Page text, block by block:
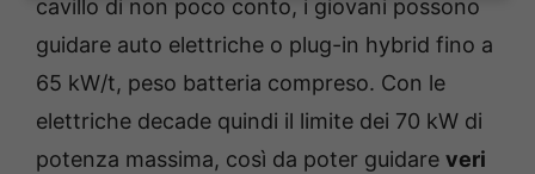
cavillo di non poco conto, i giovani possono
guidare auto elettriche o plug-in hybrid fino a
65 kW/t, peso batteria compreso. Con le
elettriche decade quindi il limite dei 70 kW di
potenza massima, così da poter guidare veri